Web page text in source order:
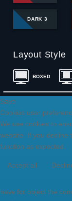
DARK 3
Layout Style
BOXED
Save
Cookies user
We use cookies to
website. If you decline
function as expected.
Accept all
have for object the